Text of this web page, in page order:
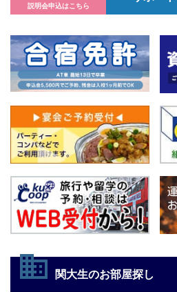
説明会申込はこちら
business 関大生のお部屋探し